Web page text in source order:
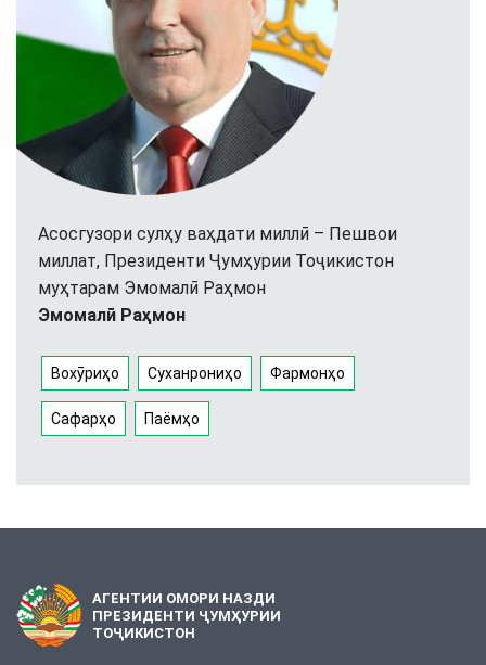
Асосгузори сулҳу ваҳдати миллӣ – Пешвои
миллат, Президенти Ҷумҳурии Тоҷикистон
муҳтарам Эмомалӣ Раҳмон
Эмомалӣ Раҳмон
Вохӯриҳо Суханрониҳо Фармонҳо
Сафарҳо Паёмҳо
АГЕНТИИ ОМОРИ НАЗДИ
ПРЕЗИДЕНТИ ҶУМҲУРИИ
ТОҶИКИСТОН